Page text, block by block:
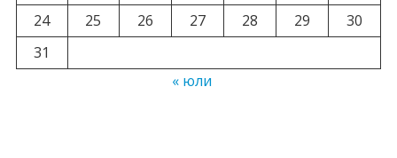
24
25 26 27 28 29
30
31
« юли